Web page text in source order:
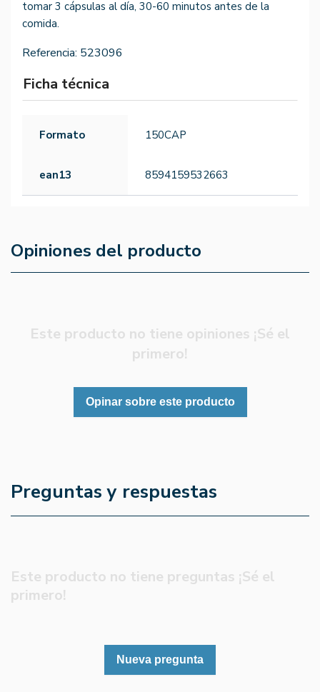
tomar 3 cápsulas al día, 30-60 minutos antes de la
comida.
Referencia: 523096
Ficha técnica
Formato 150CAP
ean13 8594159532663
Opiniones del producto
Este producto no tiene opiniones ¡Sé el
primero!
Opinar sobre este producto
Preguntas y respuestas
Este producto no tiene preguntas ¡Sé el
primero!
Nueva pregunta